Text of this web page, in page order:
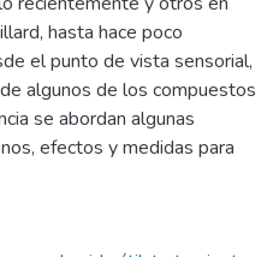
hasta hace poco
el punto de vista sensorial,
algunos de los compuestos
se abordan algunas
efectos y medidas para